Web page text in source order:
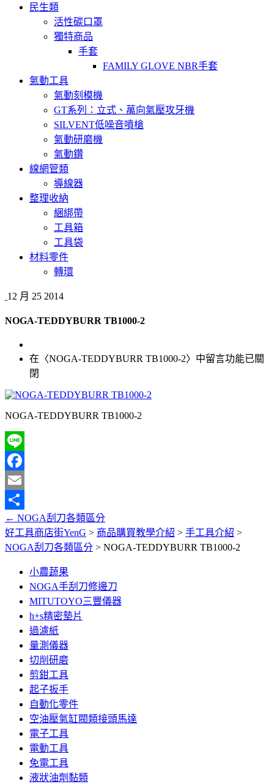
民生類
活性碳口罩
獨特商品
手套
FAMILY GLOVE NBR手套
氣動工具
氣動刻模機
GT系列：立式、萬向氣壓攻牙機
SILVENT低噪音噴槍
氣動研磨機
氣動鑽
線網管類
導線器
整理收納
綑綁帶
工具箱
工具袋
材料零件
轉環
12 月 25 2014
NOGA-TEDDYBURR TB1000-2
在〈NOGA-TEDDYBURR TB1000-2〉中留言功能已關
閉
NOGA-TEDDYBURR TB1000-2
Line
Facebook
Email
分
享
← NOGA刮刀各類區分
好工具商店街YenG > 商品購買教學介紹 > 手工具介紹 >
NOGA刮刀各類區分 > NOGA-TEDDYBURR TB1000-2
小農蔬果
NOGA手刮刀修邊刀
MITUTOYO三豐儀器
h+s精密墊片
過濾紙
量測儀器
切削研磨
剪鉗工具
起子扳手
自動化零件
空油壓氣缸閥類接頭馬達
電子工具
電動工具
免電工具
液狀油劑黏類